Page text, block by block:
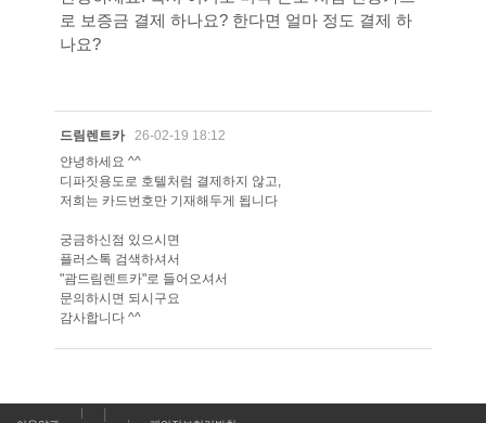
로 보증금 결제 하나요? 한다면 얼마 정도 결제 하
나요?
드림렌트카
26-02-19 18:12
얀녕하세요 ^^
디파짓용도로 호텔처럼 결제하지 않고,
저희는 카드번호만 기재해두게 됩니다
궁금하신점 있으시면
플러스톡 검색하셔서
"괌드림렌트카"로 들어오셔서
문의하시면 되시구요
감사합니다 ^^